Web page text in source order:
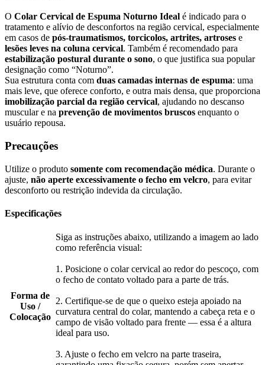
O Colar Cervical de Espuma Noturno Ideal é indicado para o
tratamento e alívio de desconfortos na região cervical, especialmente
em casos de pós-traumatismos, torcicolos, artrites, artroses e
lesões leves na coluna cervical. Também é recomendado para
estabilização postural durante o sono, o que justifica sua popular
designação como “Noturno”.
Sua estrutura conta com duas camadas internas de espuma: uma
mais leve, que oferece conforto, e outra mais densa, que proporciona
imobilização parcial da região cervical, ajudando no descanso
muscular e na prevenção de movimentos bruscos enquanto o
usuário repousa.
Precauções
Utilize o produto somente com recomendação médica. Durante o
ajuste, não aperte excessivamente o fecho em velcro, para evitar
desconforto ou restrição indevida da circulação.
Especificações
Forma de
Uso /
Colocação
Siga as instruções abaixo, utilizando a imagem ao lado
como referência visual:
1. Posicione o colar cervical ao redor do pescoço, com
o fecho de contato voltado para a parte de trás.
2. Certifique-se de que o queixo esteja apoiado na
curvatura central do colar, mantendo a cabeça reta e o
campo de visão voltado para frente — essa é a altura
ideal para uso.
3. Ajuste o fecho em velcro na parte traseira,